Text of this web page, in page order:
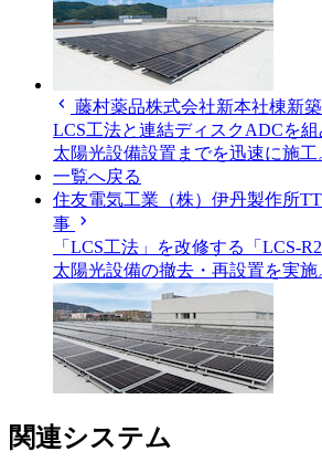
chevron_left 藤村薬品株式会社新本社棟新
LCS工法と連結ディスクADCを
太陽光設備設置までを迅速に施工
一覧へ戻る
住友電気工業（株）伊丹製作所
事 chevron_right
「LCS工法」を改修する「LCS-
太陽光設備の撤去・再設置を実施
関連システム